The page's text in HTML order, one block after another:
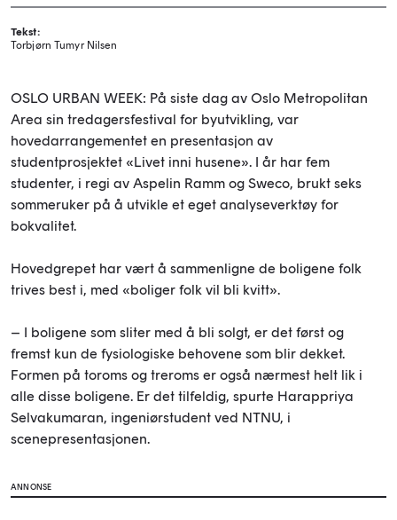
Tekst:
Torbjørn Tumyr Nilsen
OSLO URBAN WEEK: På siste dag av Oslo Metropolitan
Area sin tredagersfestival for byutvikling, var
hovedarrangementet en presentasjon av
studentprosjektet «Livet inni husene». I år har fem
studenter, i regi av Aspelin Ramm og Sweco, brukt seks
sommeruker på å utvikle et eget analyseverktøy for
bokvalitet.
Hovedgrepet har vært å sammenligne de boligene folk
trives best i, med «boliger folk vil bli kvitt».
– I boligene som sliter med å bli solgt, er det først og
fremst kun de fysiologiske behovene som blir dekket.
Formen på toroms og treroms er også nærmest helt lik i
alle disse boligene. Er det tilfeldig, spurte Harappriya
Selvakumaran, ingeniørstudent ved NTNU, i
scenepresentasjonen.
ANNONSE